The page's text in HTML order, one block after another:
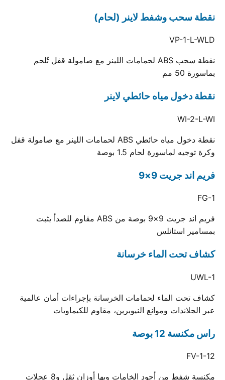
نقطة سحب وشفط لاينر (لحام)
VP-1-L-WLD
نقطة سحب ABS لحمامات اللينر مع صامولة قفل تُلحم
بماسورة 50 مم
نقطة دخول مياه حائطي لاينر
WI-2-L-WI
نقطة دخول مياه حائطي ABS لحمامات اللينر مع صامولة قفل
وكرة توجيه لماسورة لحام 1.5 بوصة
فريم اند جريت 9×9
FG-1
فريم اند جريت 9×9 بوصة من ABS مقاوم للصدأ يثبت
بمسامير استانلس
كشاف تحت الماء خرسانة
UWL-1
كشاف تحت الماء لحمامات الخرسانة بإجراءات أمان عالمية
عبر الجلاندات وموانع النيوبرين، مقاوم للكيماويات
راس مكنسة 12 بوصة
FV-1-12
مكنسة شفط من أجود الخامات وبها أوزان ثقل و8 عجلات